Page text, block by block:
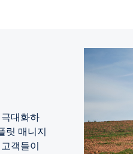
대화하
릿 매니지
객들이